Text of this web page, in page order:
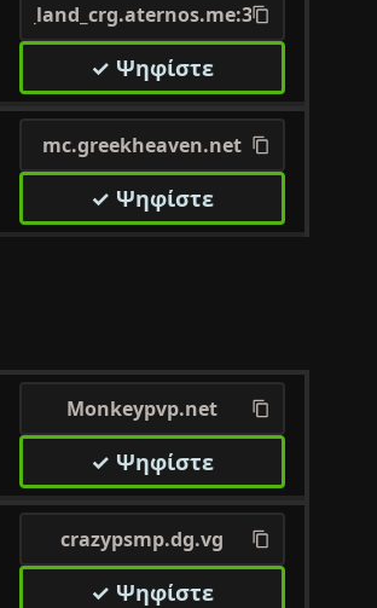
pico_land_crg.aternos.me:35280
✓ Ψηφίστε
mc.greekheaven.net
✓ Ψηφίστε
Monkeypvp.net
✓ Ψηφίστε
crazypsmp.dg.vg
✓ Ψηφίστε